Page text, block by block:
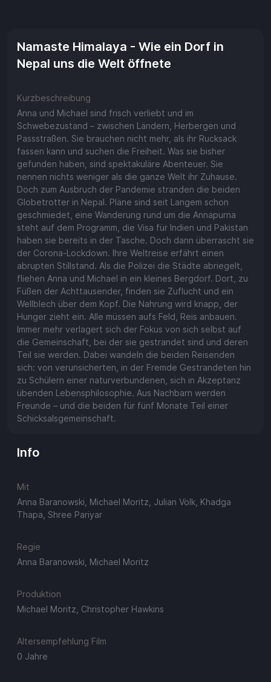
Namaste Himalaya - Wie ein Dorf in
Nepal uns die Welt öffnete
Kurzbeschreibung
Anna und Michael sind frisch verliebt und im
Schwebezustand – zwischen Ländern, Herbergen und
Passstraßen. Sie brauchen nicht mehr, als ihr Rucksack
fassen kann und suchen die Freiheit. Was sie bisher
gefunden haben, sind spektakuläre Abenteuer. Sie
nennen nichts weniger als die ganze Welt ihr Zuhause.
Doch zum Ausbruch der Pandemie stranden die beiden
Globetrotter in Nepal. Pläne sind seit Langem schon
geschmiedet, eine Wanderung rund um die Annapurna
steht auf dem Programm, die Visa für Indien und Pakistan
haben sie bereits in der Tasche. Doch dann überrascht sie
der Corona-Lockdown. Ihre Weltreise erfährt einen
abrupten Stillstand. Als die Polizei die Städte abriegelt,
fliehen Anna und Michael in ein kleines Bergdorf. Dort, zu
Füßen der Achttausender, finden sie Zuflucht und ein
Wellblech über dem Kopf. Die Nahrung wird knapp, der
Hunger zieht ein. Alle müssen aufs Feld, Reis anbauen.
Immer mehr verlagert sich der Fokus von sich selbst auf
die Gemeinschaft, bei der sie gestrandet sind und deren
Teil sie werden. Dabei wandeln die beiden Reisenden
sich: von verunsicherten, in der Fremde Gestrandeten hin
zu Schülern einer naturverbundenen, sich in Akzeptanz
übenden Lebensphilosophie. Aus Nachbarn werden
Freunde – und die beiden für fünf Monate Teil einer
Schicksalsgemeinschaft.
Info
Mit
Anna Baranowski, Michael Moritz, Julian Völk, Khadga
Thapa, Shree Pariyar
Regie
Anna Baranowski, Michael Moritz
Produktion
Michael Moritz, Christopher Hawkins
Altersempfehlung Film
0 Jahre